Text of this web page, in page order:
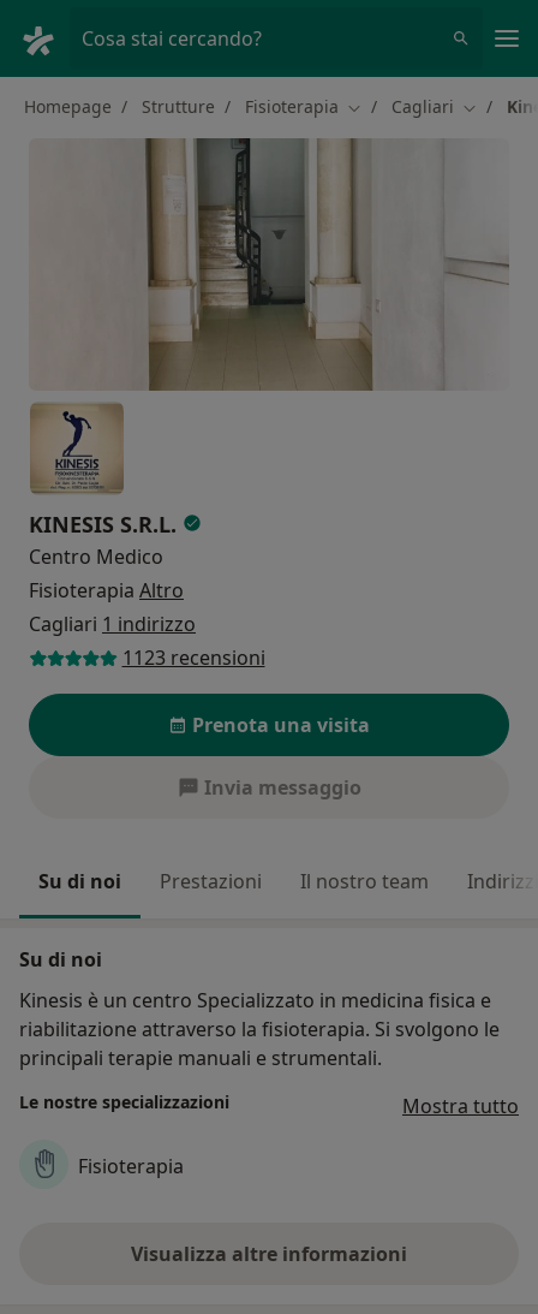
Cosa stai cercando?
Homepage Strutture Fisioterapia Cambia città
Cagliari Cambia
KINESIS S.R.L.
Centro Medico
Fisioterapia Altro
Cagliari 1 indirizzo
1123 recensioni
Prenota una visita
Invia messaggio
Su di noi Prestazioni Il nostro team Indirizzi
Su di noi
Kinesis è un centro Specializzato in medicina fisica e
riabilitazione attraverso la fisioterapia. Si svolgono le
principali terapie manuali e strumentali.
Le nostre specializzazioni Mostra tutto
Fisioterapia
Visualizza altre informazioni